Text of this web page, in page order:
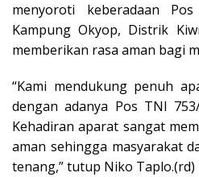
menyoroti keberadaan
Kampung Okyop, Distrik
memberikan rasa aman bagi
“Kami mendukung penuh
dengan adanya Pos TNI
Kehadiran aparat sangat
aman sehingga masyarakat
tenang,” tutup Niko Taplo.(rd)